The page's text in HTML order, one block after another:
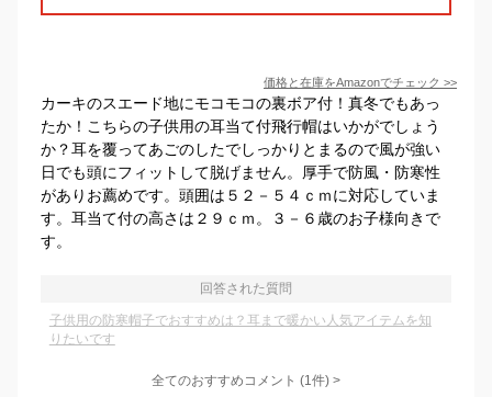
価格と在庫をAmazonでチェック >>
カーキのスエード地にモコモコの裏ボア付！真冬でもあっ
たか！こちらの子供用の耳当て付飛行帽はいかがでしょう
か？耳を覆ってあごのしたでしっかりとまるので風が強い
日でも頭にフィットして脱げません。厚手で防風・防寒性
がありお薦めです。頭囲は５２－５４ｃｍに対応していま
す。耳当て付の高さは２９ｃｍ。３－６歳のお子様向きで
す。
回答された質問
子供用の防寒帽子でおすすめは？耳まで暖かい人気アイテムを知
りたいです
全てのおすすめコメント (1件) >